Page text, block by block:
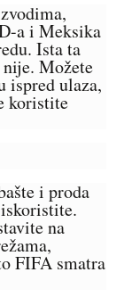
a i Meksika
Ista ta
Možete
ispred ulaza,
koristite
i proda
na
FIFA smatra